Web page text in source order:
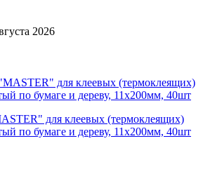
2026
для клеевых (термоклеящих)
по бумаге и дереву, 11х200мм, 40шт